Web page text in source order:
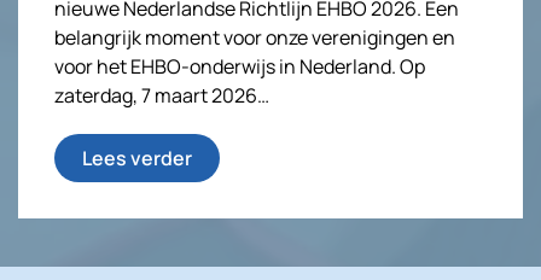
nieuwe Nederlandse Richtlijn EHBO 2026. Een
belangrijk moment voor onze verenigingen en
voor het EHBO-onderwijs in Nederland. Op
zaterdag, 7 maart 2026…
Lees verder